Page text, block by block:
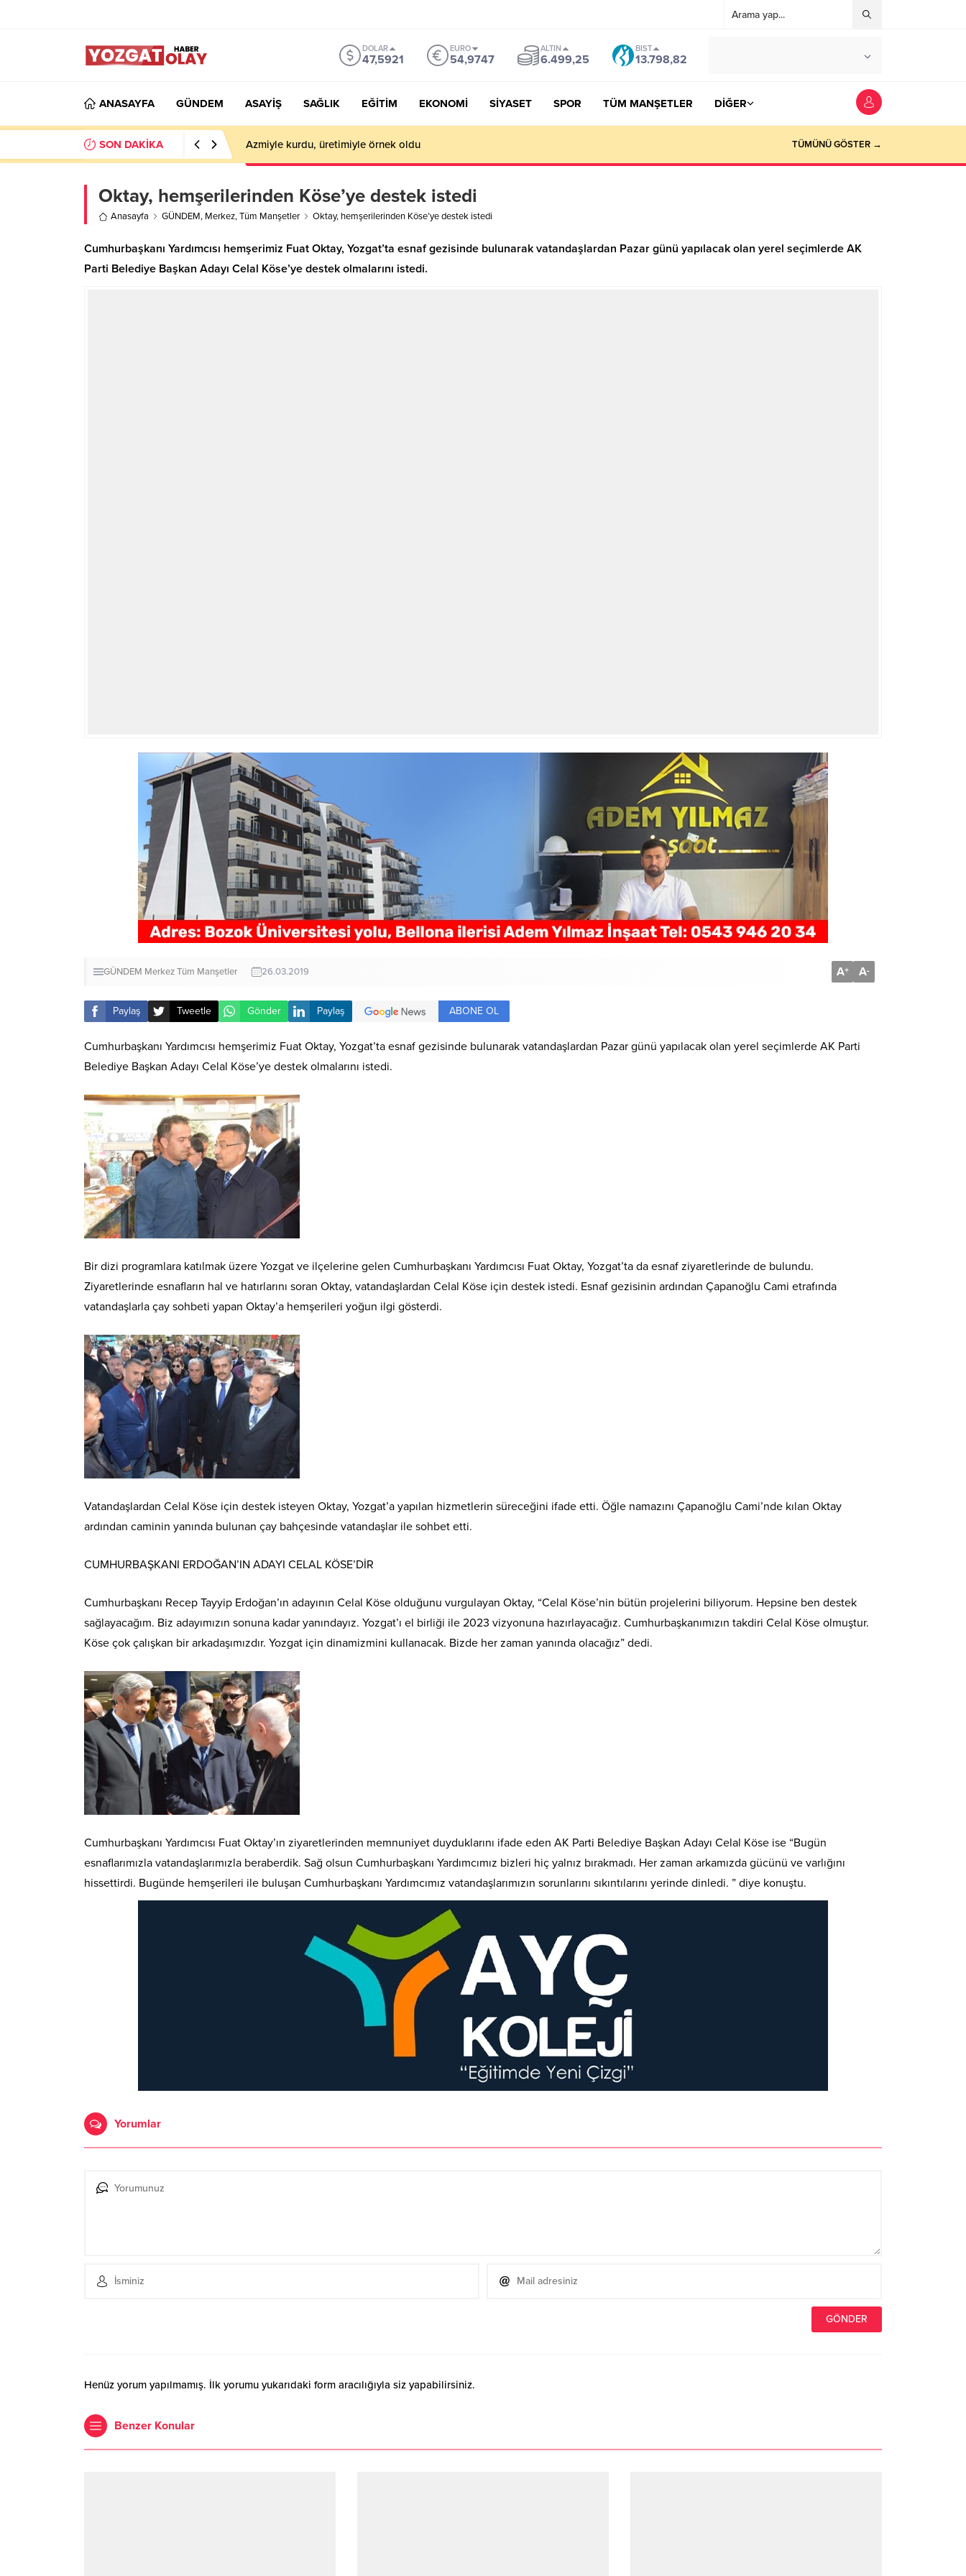
DOLAR
47,5921
EURO
54,9747
ALTIN
6.499,25
BIST
13.798,82
ANASAYFA GÜNDEM ASAYİŞ SAĞLIK EĞİTİM EKONOMİ SİYASET SPOR TÜM MANŞETLER DİĞER
SON DAKİKA Azmiyle kurdu, üretimiyle örnek oldu TÜMÜNÜ GÖSTER →
Oktay, hemşerilerinden Köse’ye destek istedi
Anasayfa GÜNDEM, Merkez,Tüm Manşetler Oktay, hemşerilerinden Köse’ye destek istedi
Cumhurbaşkanı Yardımcısı hemşerimiz Fuat Oktay, Yozgat’ta esnaf gezisinde bulunarak vatandaşlardan Pazar günü yapılacak olan yerel seçimlerde AK
Parti Belediye Başkan Adayı Celal Köse’ye destek olmalarını istedi.
GÜNDEM MerkezTüm Manşetler 26.03.2019 A+ A-
Paylaş Tweetle Gönder Paylaş ABONE OL
Cumhurbaşkanı Yardımcısı hemşerimiz Fuat Oktay, Yozgat’ta esnaf gezisinde bulunarak vatandaşlardan Pazar günü yapılacak olan yerel seçimlerde AK Parti
Belediye Başkan Adayı Celal Köse’ye destek olmalarını istedi.
Bir dizi programlara katılmak üzere Yozgat ve ilçelerine gelen Cumhurbaşkanı Yardımcısı Fuat Oktay, Yozgat’ta da esnaf ziyaretlerinde de bulundu.
Ziyaretlerinde esnafların hal ve hatırlarını soran Oktay, vatandaşlardan Celal Köse için destek istedi. Esnaf gezisinin ardından Çapanoğlu Cami etrafında
vatandaşlarla çay sohbeti yapan Oktay’a hemşerileri yoğun ilgi gösterdi.
Vatandaşlardan Celal Köse için destek isteyen Oktay, Yozgat’a yapılan hizmetlerin süreceğini ifade etti. Öğle namazını Çapanoğlu Cami’nde kılan Oktay
ardından caminin yanında bulunan çay bahçesinde vatandaşlar ile sohbet etti.
CUMHURBAŞKANI ERDOĞAN’IN ADAYI CELAL KÖSE’DİR
Cumhurbaşkanı Recep Tayyip Erdoğan’ın adayının Celal Köse olduğunu vurgulayan Oktay, “Celal Köse’nin bütün projelerini biliyorum. Hepsine ben destek
sağlayacağım. Biz adayımızın sonuna kadar yanındayız. Yozgat’ı el birliği ile 2023 vizyonuna hazırlayacağız. Cumhurbaşkanımızın takdiri Celal Köse olmuştur.
Köse çok çalışkan bir arkadaşımızdır. Yozgat için dinamizmini kullanacak. Bizde her zaman yanında olacağız” dedi.
Cumhurbaşkanı Yardımcısı Fuat Oktay’ın ziyaretlerinden memnuniyet duyduklarını ifade eden AK Parti Belediye Başkan Adayı Celal Köse ise “Bugün
esnaflarımızla vatandaşlarımızla beraberdik. Sağ olsun Cumhurbaşkanı Yardımcımız bizleri hiç yalnız bırakmadı. Her zaman arkamızda gücünü ve varlığını
hissettirdi. Bugünde hemşerileri ile buluşan Cumhurbaşkanı Yardımcımız vatandaşlarımızın sorunlarını sıkıntılarını yerinde dinledi. ” diye konuştu.
Yorumlar
Henüz yorum yapılmamış. İlk yorumu yukarıdaki form aracılığıyla siz yapabilirsiniz.
Benzer Konular